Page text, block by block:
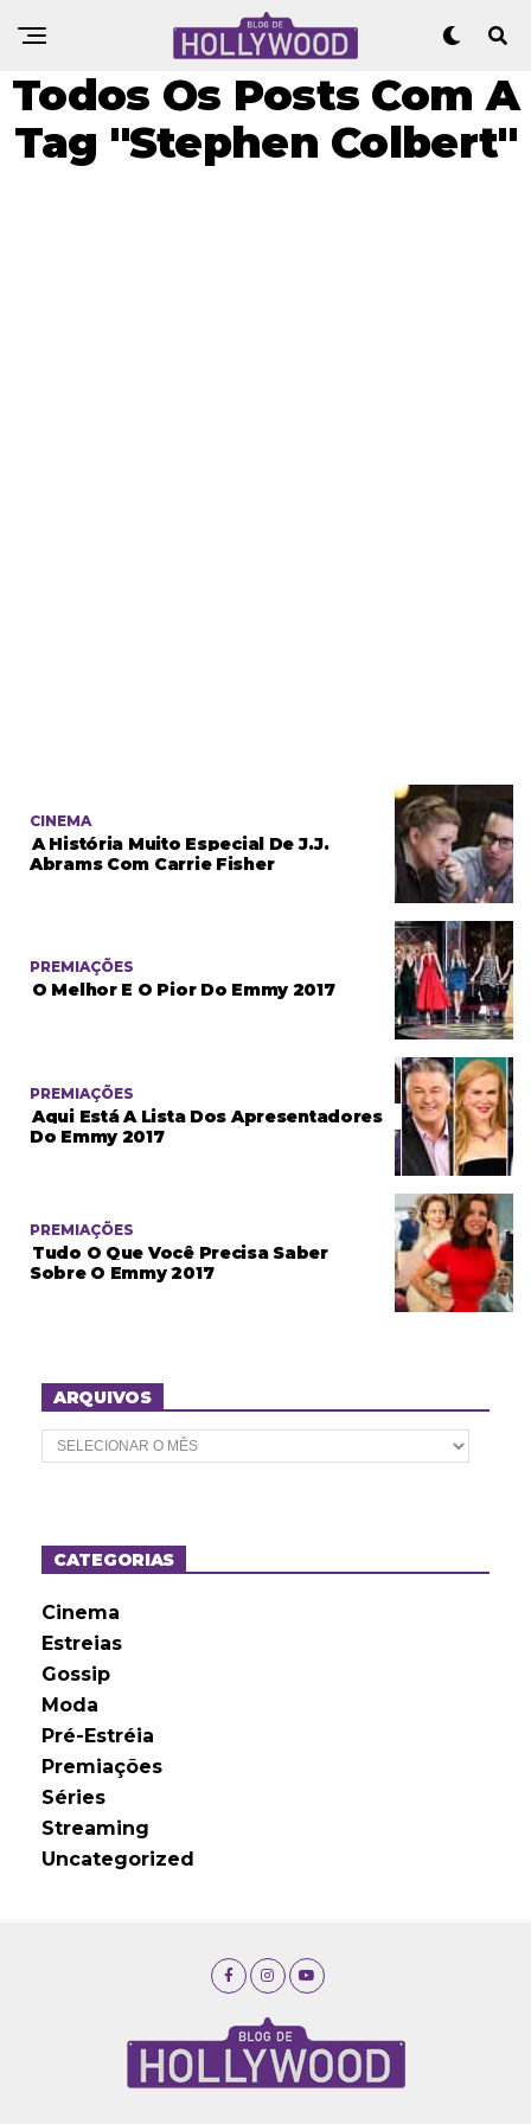
Todos Os Posts Com A
Tag "Stephen Colbert"
CINEMA
A História Muito Especial De J.J.
Abrams Com Carrie Fisher
PREMIAÇÕES
O Melhor E O Pior Do Emmy 2017
PREMIAÇÕES
Aqui Está A Lista Dos Apresentadores
Do Emmy 2017
PREMIAÇÕES
Tudo O Que Você Precisa Saber
Sobre O Emmy 2017
ARQUIVOS
A
r
o
sCATEGORIAS
Cinema
Estreias
Gossip
Moda
Pré-Estréia
Premiações
Séries
Streaming
Uncategorized